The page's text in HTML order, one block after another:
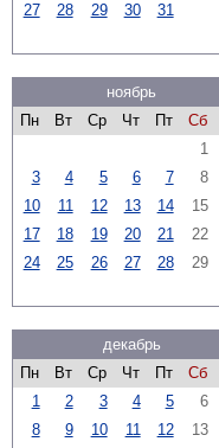
27 28 29 30 31
ноябрь
Пн
Вт Ср Чт Пт Сб
1
3
4 5 6 7 8
10
11 12 13 14 15
17
18 19 20 21 22
24
25 26 27 28 29
декабрь
Пн
Вт Ср Чт Пт Сб
1
2 3 4 5 6
8
9 10 11 12 13